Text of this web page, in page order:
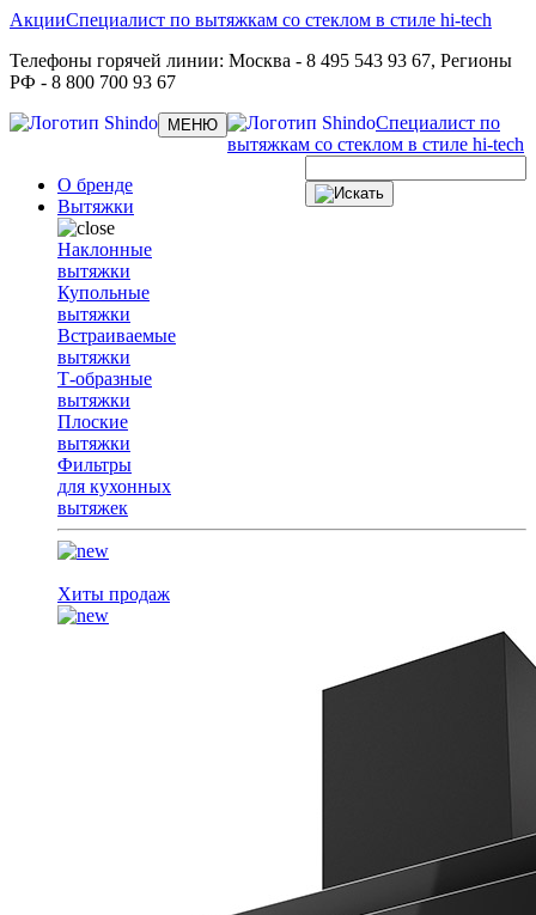
Акции
Телефоны горячей линии: Москва - 8 495 543 93 67, Регионы
РФ - 8 800 700 93 67
Специалист по вытяжкам со стеклом в стиле hi-tech
Toggle
navigation
МЕНЮ
Специалист по
вытяжкам со стеклом в стиле hi-tech
О бренде
Вытяжки
Наклонные
вытяжки
Купольные
вытяжки
Встраиваемые
вытяжки
Т-образные
вытяжки
Плоские
вытяжки
Фильтры
для кухонных
вытяжек
Хиты продаж